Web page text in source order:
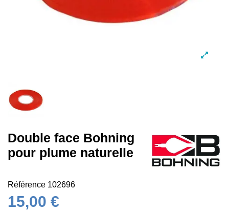
Double face Bohning
pour plume naturelle
Référence 102696
15,00 €